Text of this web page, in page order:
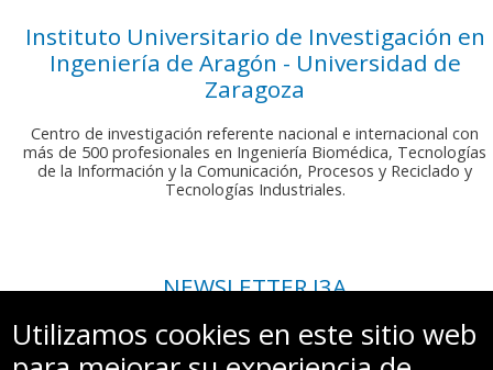
Instituto Universitario de Investigación en
Ingeniería de Aragón - Universidad de
Zaragoza
Centro de investigación referente nacional e internacional con
más de 500 profesionales en Ingeniería Biomédica, Tecnologías
de la Información y la Comunicación, Procesos y Reciclado y
Tecnologías Industriales.
NEWSLETTER I3A
Si deseas recibir nuestro boletín mensual, envíanos un correo a:
comunicacion.i3a@unizar.es
Utilizamos cookies en este sitio web